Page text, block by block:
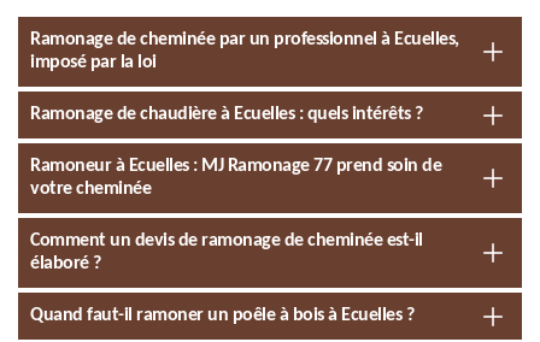
Ramonage de cheminée par un professionnel à Ecuelles,
imposé par la loi
Ramonage de chaudière à Ecuelles : quels intérêts ?
Ramoneur à Ecuelles : MJ Ramonage 77 prend soin de
votre cheminée
Comment un devis de ramonage de cheminée est-il
élaboré ?
Quand faut-il ramoner un poêle à bois à Ecuelles ?